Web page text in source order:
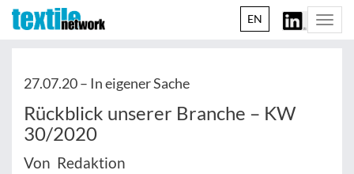
EN
27.07.20 – In eigener Sache
Rückblick unserer Branche – KW
30/2020
Von Redaktion